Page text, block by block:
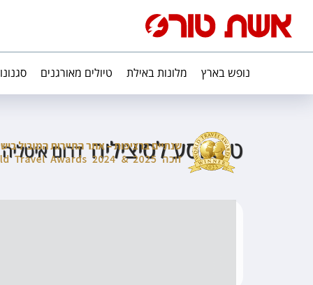
נופש בארץ מלונות באילת טיולים מאורגנים
טוס וסע לסיציליה דרום